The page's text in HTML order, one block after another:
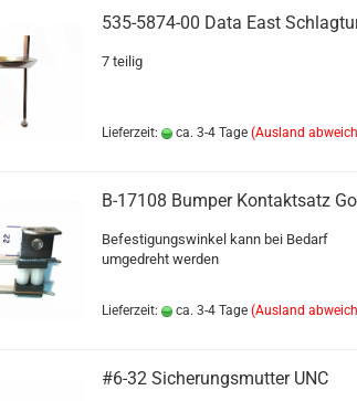
535-5874-00 Data East
7 teilig
Lieferzeit: ca. 3-4 Tage (Ausland
B-17108 Bumper Kontaktsatz
Befestigungswinkel kann bei Bedarf
umgedreht werden
Lieferzeit: ca. 3-4 Tage (Ausland
#6-32 Sicherungsmutter UNC